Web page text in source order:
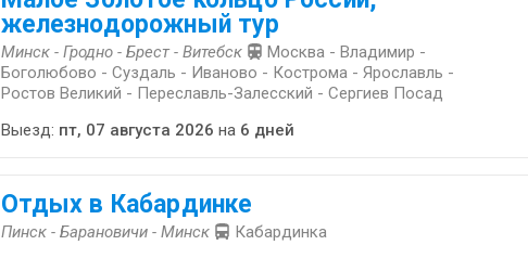
железнодорожный тур
Минск - Гродно - Брест - Витебск
Москва - Владимир -
Боголюбово - Суздаль - Иваново - Кострома - Ярославль -
Ростов Великий - Переславль-Залесский - Сергиев Посад
Выезд: пт, 07 августа 2026 на 6 дней
Отдых в Кабардинке
Пинск - Барановичи - Минск Кабардинка